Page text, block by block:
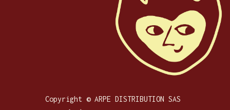
Copyright © ARPE DISTRIBUTION SAS